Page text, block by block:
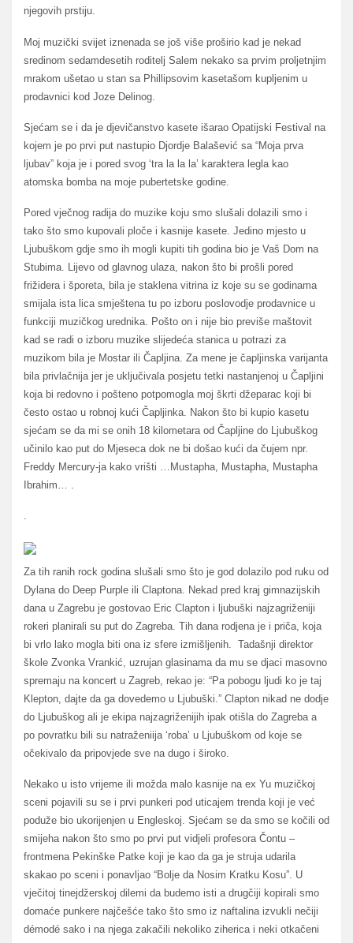
njegovih prstiju.
Moj muzički svijet iznenada se još više proširio kad je nekad
sredinom sedamdesetih roditelj Salem nekako sa prvim proljetnjim
mrakom ušetao u stan sa Phillipsovim kasetašom kupljenim u
prodavnici kod Joze Delinog.
Sjećam se i da je djevičanstvo kasete išarao Opatijski Festival na
kojem je po prvi put nastupio Djordje Balašević sa “Moja prva
ljubav” koja je i pored svog ‘tra la la la’ karaktera legla kao
atomska bomba na moje pubertetske godine.
Pored vječnog radija do muzike koju smo slušali dolazili smo i
tako što smo kupovali ploče i kasnije kasete. Jedino mjesto u
Ljubuškom gdje smo ih mogli kupiti tih godina bio je Vaš Dom na
Stubima. Lijevo od glavnog ulaza, nakon što bi prošli pored
frižidera i šporeta, bila je staklena vitrina iz koje su se godinama
smijala ista lica smještena tu po izboru poslovodje prodavnice u
funkciji muzičkog urednika. Pošto on i nije bio previše maštovit
kad se radi o izboru muzike slijedeća stanica u potrazi za
muzikom bila je Mostar ili Čapljina. Za mene je čapljinska varijanta
bila privlačnija jer je uključivala posjetu tetki nastanjenoj u Čapljini
koja bi redovno i pošteno potpomogla moj škrti džeparac koji bi
često ostao u robnoj kući Čapljinka. Nakon što bi kupio kasetu
sjećam se da mi se onih 18 kilometara od Čapljine do Ljubuškog
učinilo kao put do Mjeseca dok ne bi došao kući da čujem npr.
Freddy Mercury-ja kako vrišti …Mustapha, Mustapha, Mustapha
Ibrahim… .
.
Za tih ranih rock godina slušali smo što je god dolazilo pod ruku od
Dylana do Deep Purple ili Claptona. Nekad pred kraj gimnazijskih
dana u Zagrebu je gostovao Eric Clapton i ljubuški najzagriženiji
rokeri planirali su put do Zagreba. Tih dana rodjena je i priča, koja
bi vrlo lako mogla biti ona iz sfere izmišljenih. Tadašnji direktor
škole Zvonka Vrankić, uzrujan glasinama da mu se djaci masovno
spremaju na koncert u Zagreb, rekao je: “Pa pobogu ljudi ko je taj
Klepton, dajte da ga dovedemo u Ljubuški.” Clapton nikad ne dodje
do Ljubuškog ali je ekipa najzagriženijih ipak otišla do Zagreba a
po povratku bili su natraženiija ‘roba’ u Ljubuškom od koje se
očekivalo da pripovjede sve na dugo i široko.
Nekako u isto vrijeme ili možda malo kasnije na ex Yu muzičkoj
sceni pojavili su se i prvi punkeri pod uticajem trenda koji je već
poduže bio ukorijenjen u Engleskoj. Sjećam se da smo se kočili od
smijeha nakon što smo po prvi put vidjeli profesora Čontu –
frontmena Pekinške Patke koji je kao da ga je struja udarila
skakao po sceni i ponavljao “Bolje da Nosim Kratku Kosu”. U
vječitoj tinejdžerskoj dilemi da budemo isti a drugčiji kopirali smo
domaće punkere najčešće tako što smo iz naftalina izvukli nečiji
démodé sako i na njega zakačili nekoliko ziherica i neki otkačeni